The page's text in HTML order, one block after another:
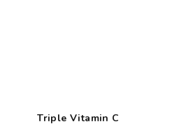
Triple Vitamin C